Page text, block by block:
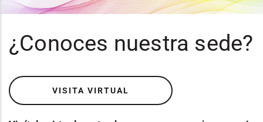
¿Conoces nuestra sede?
VISITA VIRTUAL